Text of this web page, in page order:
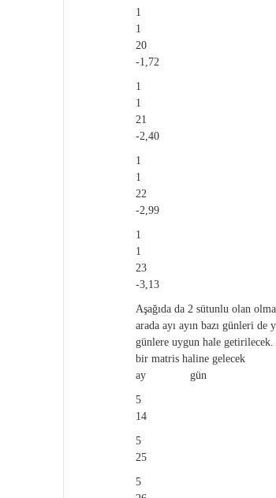
1
1
20
-1,72
1
1
21
-2,40
1
1
22
-2,99
1
1
23
-3,13
Aşağıda da 2 sütunlu olan
arada ayı ayın bazı günleri
günlere uygun hale getirilecek.
bir matris haline gelecek
ay gün
5
14
5
25
5